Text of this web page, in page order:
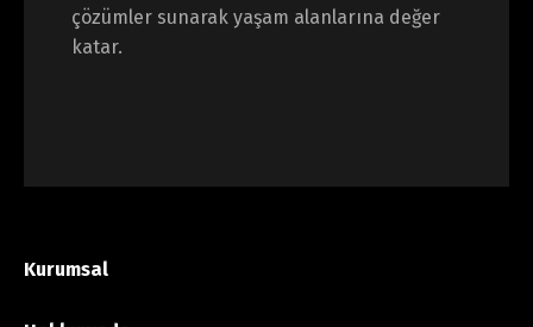
çözümler sunarak yaşam alanlarına değer
katar.
Kurumsal